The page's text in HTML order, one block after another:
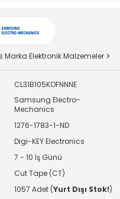
Elektronik Malzemeler
CL31B105KOFNNNE
Samsung Electro-
Mechanics
1276-1783-1-ND
Digi-KEY Electronics
7 - 10 İş Günü
Cut Tape (CT)
1057 Adet (Yurt Dışı Stok!)